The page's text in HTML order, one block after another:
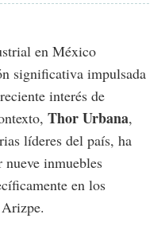
en México
significativa impulsada
interés de
Thor Urbana,
líderes del país, ha
inmuebles
en los